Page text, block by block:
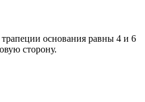
основания равны 4 и 6
сторону.